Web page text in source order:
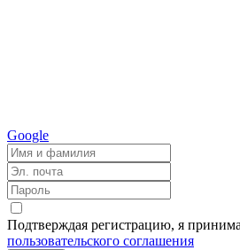
Google
Подтверждая регистрацию, я
пользовательского соглашения